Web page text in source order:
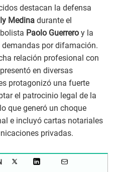
destacan la defensa
Medina durante el
Paolo Guerrero y la
por difamación.
relación profesional con
en diversas
protagonizó una fuerte
el patrocinio legal de la
que generó un choque
e incluyó cartas notariales
privadas.